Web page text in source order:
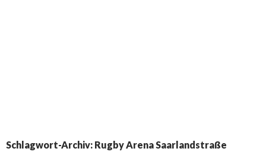
Schlagwort-Archiv: Rugby Arena Saarlandstraße